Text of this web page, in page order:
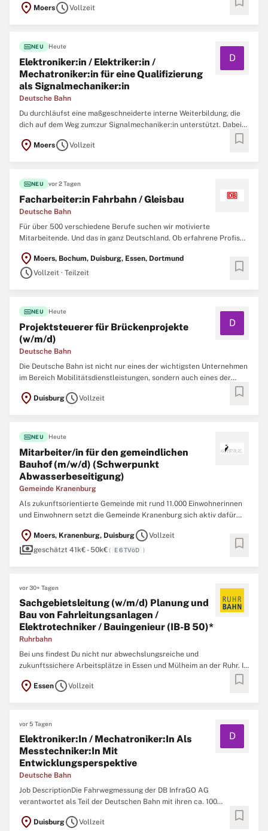
größter Anbieter im busgestützten öffentlichen
location_on MoersscheduleVollzeit
fiber_newNEU Heute
Elektroniker:in / Elektriker:in /
Mechatroniker:in für eine Qualifizierung
als Signalmechaniker:in
Deutsche Bahn
D
Du durchläufst eine maßgeschneiderte interne Weiterbildung, die
dich auf dem Weg zum:zur Signalmechaniker:in unterstützt. Dabei
umfangreiches Wissen für deine neue Rolle. Zum nächstmöglichen
location_on MoersscheduleVollzeit bookmark
fiber_newNEU vor 2 Tagen
Facharbeiter:in Fahrbahn / Gleisbau
Deutsche Bahn
Für über 500 verschiedene Berufe suchen wir motivierte
Mitarbeitende. Und das in ganz Deutschland. Ob erfahrene Profis
Weiterbildungsmöglichkeiten. Aufgaben Zum nächstmöglichen
Zeitpunkt suchen wir dich als Facharbeiter:in Fahrbahn / Gleisbau
location_on Moers, Bochum, Duisburg, Essen, Dortmund
scheduleVollzeit · Teilzeit bookmark
fiber_newNEU Heute
Projektsteuerer für Brückenprojekte
(w/m/d)
Deutsche Bahn
D
Die Deutsche Bahn ist nicht nur eines der wichtigsten Unternehmen
im Bereich Mobilitätsdienstleistungen, sondern auch eines der
größten Ingenieurbüros Deutschlands. Um neue Brücken, Tunnel,
Bahnhöfe, Gleise und Signalanlagen zu realisieren und nachhaltig
location_on DuisburgscheduleVollzeit bookmark
fiber_newNEU Heute
Mitarbeiter/in für den gemeindlichen
Bauhof (m/w/d) (Schwerpunkt
Abwasserbeseitigung)
Gemeinde Kranenburg
Als zukunftsorientierte Gemeinde mit rund 11.000 Einwohnerinnen
und Einwohnern setzt die Gemeinde Kranenburg sich aktiv dafür
weiterzuentwickeln und an die Bedürfnisse unserer Bürgerinnen
und Bürger anzupassen. Ziel ist es, die Dienstleistungen ...
location_on Moers, Kranenburg, DuisburgscheduleVollzeit
paymentsgeschätzt 41k€ - 50k€( E 6 TVöD ) bookmark
vor 30+ Tagen
Sachgebietsleitung (w/m/d) Planung und
Bau von Fahrleitungsanlagen /
Elektrotechniker / Bauingenieur (IB-B 50)*
Ruhrbahn
Bei uns findest Du nicht nur abwechslungsreiche und
zukunftssichere Arbeitsplätze in Essen und Mülheim an der Ruhr. In
einem familiären Arbeitsumfeld, das von Respekt, gegenseitiger
Unterstützung und Wertschätzung geprägt ist, arbeiten rund 2.500
location_on EssenscheduleVollzeit bookmark
vor 5 Tagen
Elektroniker:In / Mechatroniker:In Als
Messtechniker:In Mit
Entwicklungsperspektive
Deutsche Bahn
D
Job DescriptionDie Fahrwegmessung der DB InfraGO AG
verantwortet als Teil der Deutschen Bahn mit ihren ca. 100
durchgehenden Hauptgleisen, Oberleitungen und Weichen für das
location_on DuisburgscheduleVollzeit bookmark